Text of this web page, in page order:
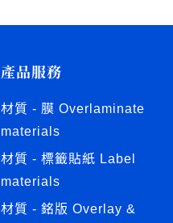
產品服務
材質 - 膜 Overlaminate
materials
材質 - 標籤貼紙 Label
materials
材質 - 銘版 Overlay &